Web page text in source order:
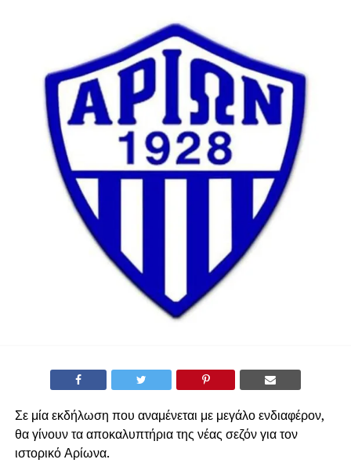
Σε μία εκδήλωση που αναμένεται με μεγάλο ενδιαφέρον,
θα γίνουν τα αποκαλυπτήρια της νέας σεζόν για τον
ιστορικό Αρίωνα.